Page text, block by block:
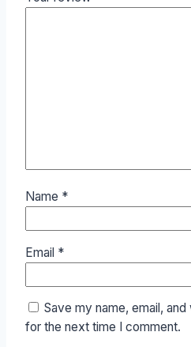
Name *
Email *
Save my name, email,
for the next time I comment.